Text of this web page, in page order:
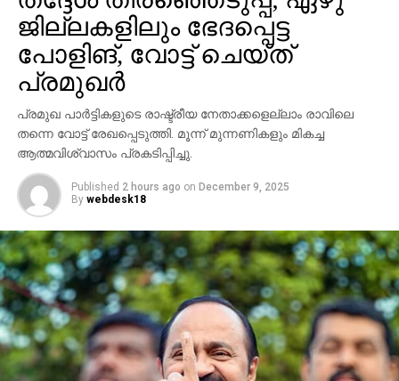
ഫിംഗര്‍പ്രിന്റിംഗ് ചെറുക്കാന്‍ സഫാരിയില്‍ ആപ്പിള്‍
നടപ്പിലാക്കിയിരിക്കുന്നതില്‍ ഉപയോക്താവിനെ
തിരിച്ചറിയുന്നത് കൂടുതല്‍ ബുദ്ധിമുട്ടാക്കുന്ന അജ്ഞാത
സിഗ്‌നല്‍ നിയന്ത്രണങ്ങള്‍ അക അധിഷ്ഠിത ട്രാക്കിംഗ്
പ്രതിരോധ സംവിധാനങ്ങള്‍ കൂടുതല്‍ സുരക്ഷയുള്ള
പ്രൈവറ്റ് ബ്രൗസിംഗ് മോഡ് മോസില്ല
ഫയര്‍ഫോക്‌സ് കൂടി സമാനമായ സുരക്ഷാ
അപ്ഡേറ്റുകള്‍ അവതരിപ്പിച്ചിട്ടുണ്ട്.
ഉപയോക്താക്കള്‍ക്ക് പരിശോധിക്കാവുന്ന കാര്യങ്ങള്‍
നിങ്ങളുടെ ഉപകരണത്തില്‍ ഫിംഗര്‍പ്രിന്റിംഗ്
നടക്കുമോ, അല്ലെങ്കില്‍ നിങ്ങളുടെ ഐഡന്റിറ്റി
മറച്ചുവെയ്ക്കുന്നുണ്ടോ എന്നത് ചില പരിശോധനകള്‍
വഴി ഉപയോക്താക്കള്‍ക്ക് വിലയിരുത്താനാകുമെന്ന്
ആപ്പിള്‍ പറയുന്നു.
ജില്ലകളിലും ഭേദപ്പെട്ട
പോളിങ്, വോട്ട് ചെയ്ത്
പ്രമുഖര്‍
പ്രമുഖ പാര്‍ട്ടികളുടെ രാഷ്ട്രീയ നേതാക്കളെല്ലാം രാവിലെ
തന്നെ വോട്ട് രേഖപ്പെടുത്തി. മൂന്ന് മുന്നണികളും മികച്ച
ആത്മവിശ്വാസം പ്രകടിപ്പിച്ചു.
Published 2 hours ago on December 9, 2025
By webdesk18